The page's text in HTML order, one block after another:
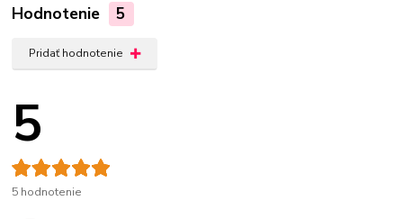
Hodnotenie 5
Pridať hodnotenie
5
5 hodnotenie